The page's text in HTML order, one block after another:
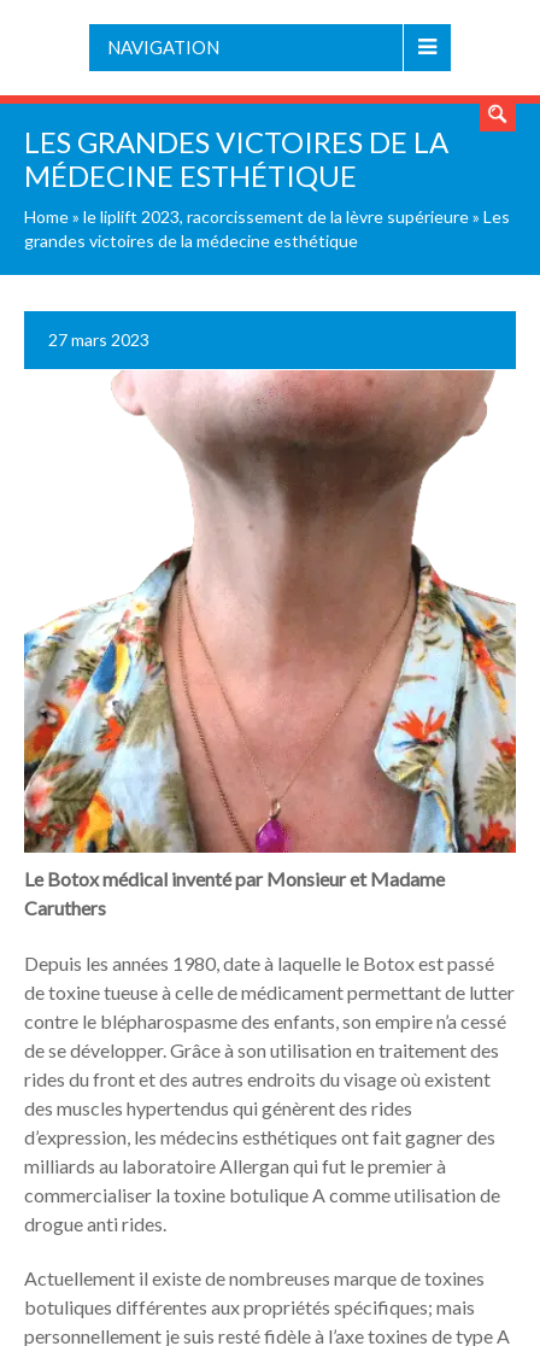
NAVIGATION
LES GRANDES VICTOIRES DE LA
MÉDECINE ESTHÉTIQUE
Home» le liplift 2023, racorcissement de la lèvre supérieure» Les
grandes victoires de la médecine esthétique
27 mars 2023
Le Botox médical inventé par Monsieur et Madame
Caruthers
Depuis les années 1980, date à laquelle le Botox est passé
de toxine tueuse à celle de médicament permettant de lutter
contre le blépharospasme des enfants, son empire n’a cessé
de se développer. Grâce à son utilisation en traitement des
rides du front et des autres endroits du visage où existent
des muscles hypertendus qui génèrent des rides
d’expression, les médecins esthétiques ont fait gagner des
milliards au laboratoire Allergan qui fut le premier à
commercialiser la toxine botulique A comme utilisation de
drogue anti rides.
Actuellement il existe de nombreuses marque de toxines
botuliques différentes aux propriétés spécifiques; mais
personnellement je suis resté fidèle à l’axe toxines de type A